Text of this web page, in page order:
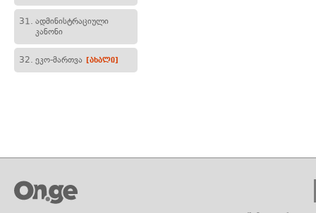
31. ადმინისტრაციული
კანონი
32. ეკო-მართვა [ახალი]